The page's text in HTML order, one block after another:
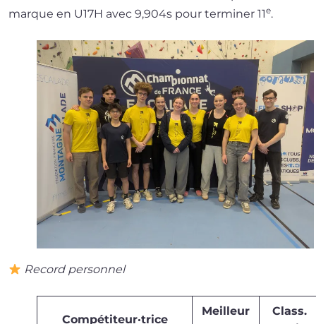
marque en U17H avec 9,904s pour ter­mi­ner 11e.
Record personnel
Compétiteur·trice
Meilleur
Class.